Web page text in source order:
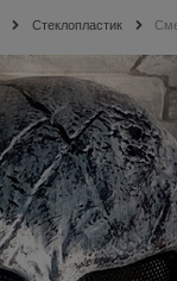
Стеклопластик